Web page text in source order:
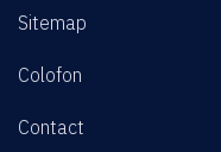
Sitemap
Colofon
Contact